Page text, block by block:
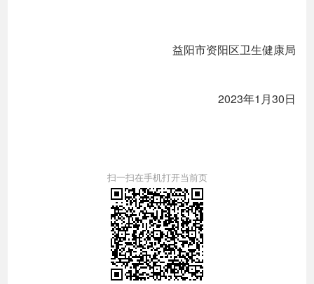
益阳市资阳区卫生健康局
2023年1月30日
扫一扫在手机打开当前页